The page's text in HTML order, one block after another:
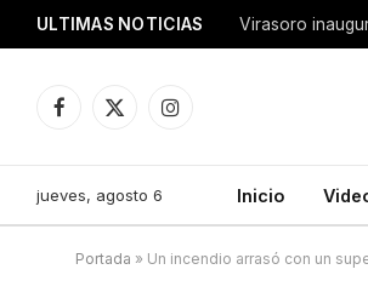
ULTIMAS NOTICIAS
Facebook
X
Instagram
jueves, agosto 6 Inicio
Portada » Un incendio arrasó con un